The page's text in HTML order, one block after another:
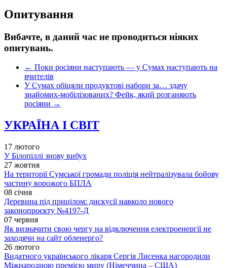
Опитування
Вибачте, в даний час не проводиться ніяких
опитувань.
← Поки росіяни наступають — у Сумах наступають на
вчителів
У Сумах обіцяли продуктові набори за… здачу
знайомих-мобілізованих? Фейк, який розганяють
росіяни →
УКРАЇНА І СВІТ
17 лютого
У Білопіллі знову вибух
27 жовтня
На території Сумської громади поліція нейтралізувала бойову
частину ворожого БПЛА
08 січня
Деревина під прицілом: дискусії навколо нового
законопроєкту №4197-Д
07 червня
Як визначити свою чергу на відключення електроенергії не
заходячи на сайт обленерго?
26 лютого
Видатного українського лікаря Сергія Лисенка нагородили
Міжнародною премією миру (Німеччина – США)